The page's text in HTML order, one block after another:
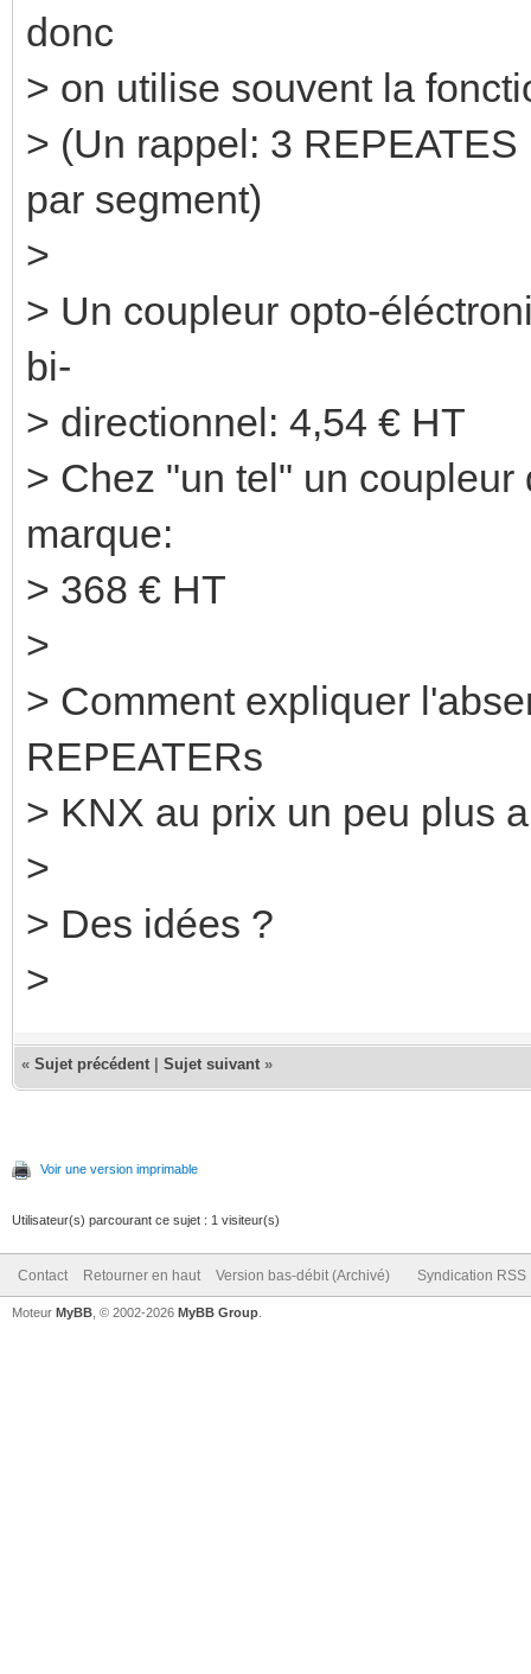
donc
> on utilise souvent la
> (Un rappel: 3
par segment)
>
> Un coupleur opto-
bi-
> directionnel: 4,54 € HT
> Chez "un tel" un
marque:
> 368 € HT
>
> Comment expliquer
REPEATERs
> KNX au prix un peu plus
>
> Des idées ?
>
« Sujet précédent Sujet suivant »
Voir une version imprimable
Utilisateur(s) parcourant ce sujet : 1 visiteur(s)
Contact Retourner en haut Version bas-débit (Archivé) Syndication RSS
Moteur MyBB , © 2002-2026 MyBB Group